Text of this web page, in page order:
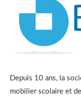
Depuis 10 ans, la
mobilier scolaire et